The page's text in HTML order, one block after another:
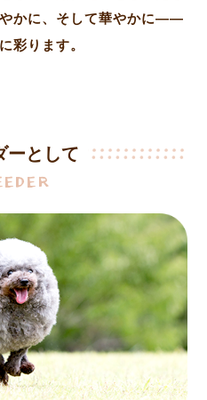
かに、そして華やかに――
彩ります。
ーとして